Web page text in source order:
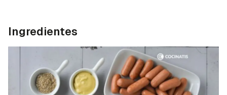
Ingredientes